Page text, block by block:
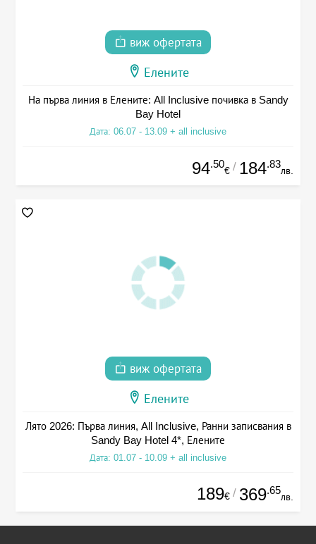
виж офертата
Елените
На първа линия в Елените: All Inclusive почивка в Sandy
Bay Hotel
Дата: 06.07 - 13.09 + all inclusive
94.50
€ / 184.83
лв.
виж офертата
Елените
Лято 2026: Първа линия, All Inclusive, Ранни записвания в
Sandy Bay Hotel 4*, Елените
Дата: 01.07 - 10.09 + all inclusive
189€ / 369.65
лв.